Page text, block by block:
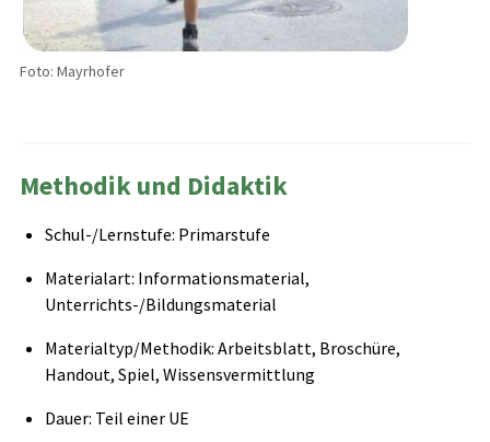
Foto: Mayrhofer
Methodik und Didaktik
Schul-/Lernstufe: Primarstufe
Materialart: Informationsmaterial,
Unterrichts-/Bildungsmaterial
Materialtyp/Methodik: Arbeitsblatt, Broschüre,
Handout, Spiel, Wissensvermittlung
Dauer: Teil einer UE